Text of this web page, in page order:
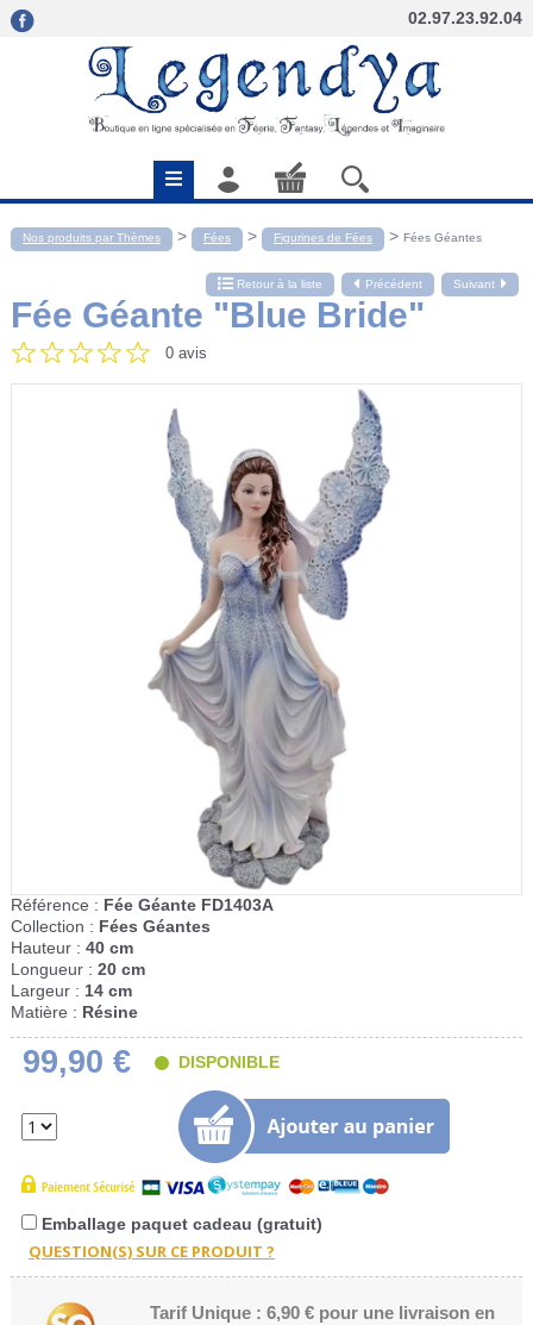
02.97.23.92.04
Nos produits par Thèmes > Fées > Figurines de Fées > Fées Géantes
Retour à la liste Précédent Suivant
Fée Géante "Blue Bride"
0 avis
Référence : Fée Géante FD1403A
Collection : Fées Géantes
Hauteur : 40 cm
Longueur : 20 cm
Largeur : 14 cm
Matière : Résine
99,90 € DISPONIBLE
Emballage paquet cadeau (gratuit)
Tarif Unique : 6,90 € pour une livraison en